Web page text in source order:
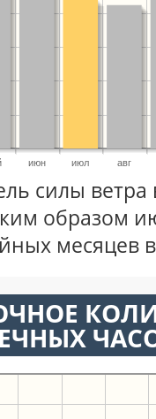
июн июл авг
силы
образом
месяцев